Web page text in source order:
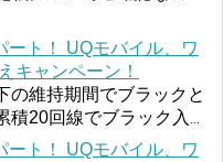
ート！ UQモバイル、ワ
キャンペーン！
の維持期間でブラックと
積20回線でブラック入
ート！ UQモバイル、ワ